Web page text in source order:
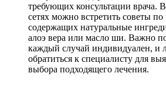
требующих консультации врача.
сетях можно встретить советы по
содержащих натуральные
алоэ вера или масло ши. Важно
каждый случай индивидуален, и
обратиться к специалисту для
выбора подходящего лечения.